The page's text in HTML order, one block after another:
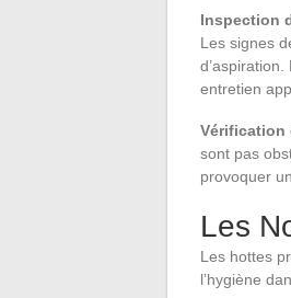
Inspection
Les signes
entretien
Vérification
sont pas
provoquer
Les
Les hottes
l’hygiène